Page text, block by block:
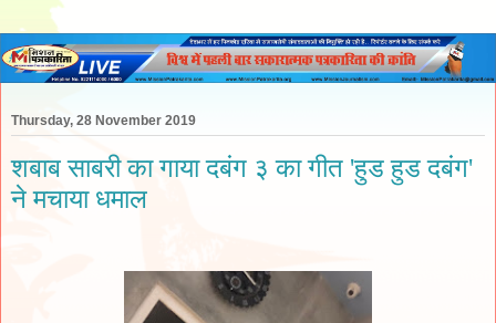
Thursday, 28 November 2019
शबाब साबरी का गाया दबंग ३ का गीत 'हुड हुड दबंग'
ने मचाया धमाल